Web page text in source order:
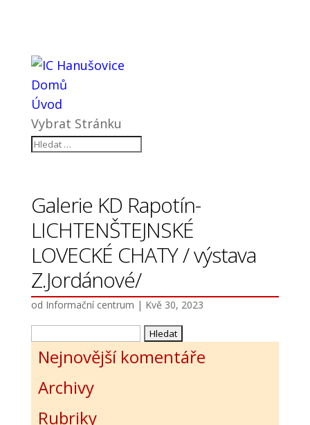
Domů
Úvod
Vybrat Stránku
Galerie KD Rapotín-
LICHTENŠTEJNSKÉ
LOVECKÉ CHATY / výstava
Z.Jordánové/
od Informační centrum | Kvě 30, 2023
Vyhledávání
Nejnovější komentáře
Archivy
Rubriky